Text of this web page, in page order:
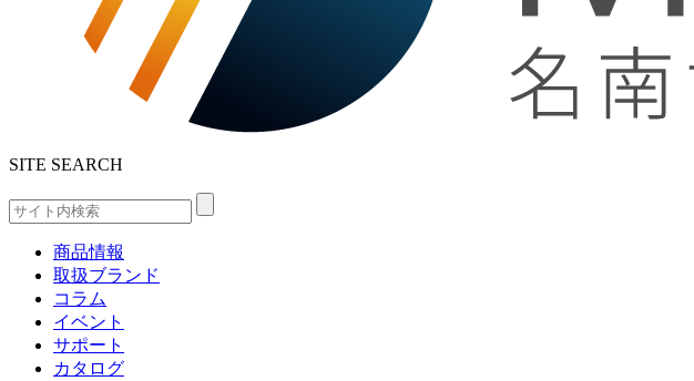
SITE SEARCH
商品情報
取扱ブランド
コラム
イベント
サポート
カタログ